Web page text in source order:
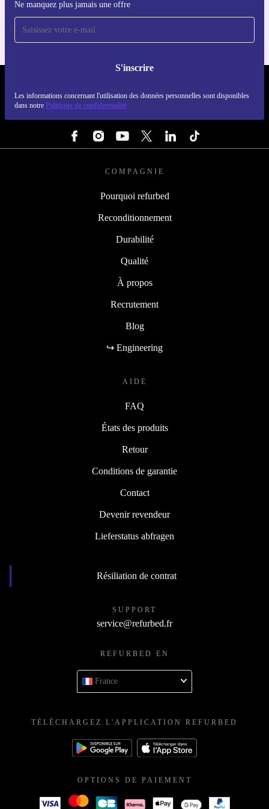
Ne manquez plus jamais une offre
S'inscrire
Les informations concernant l'utilisation des données personnelles sont disponibles
dans notre Politique de confidentialité
Pour iOS et Android
COMPAGNIE
Pourquoi refurbed
Reconditionnement
Durabilité
Qualité
À propos
Recrutement
Blog
↪ Engineering
AIDE
FAQ
États des produits
Retour
Conditions de garantie
Contact
Devenir revendeur
Lieferstatus abfragen
Résiliation de contrat
SUPPORT
service@refurbed.fr
REFURBED EN
France
TÉLÉCHARGEZ L'APPLICATION REFURBED
OPTIONS DE PAIEMENT